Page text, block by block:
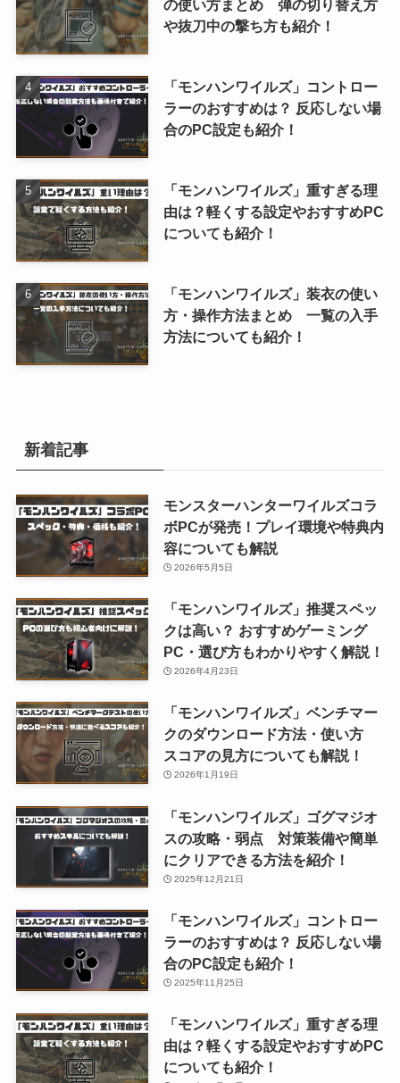
の使い方まとめ 弾の切り替え方
や抜刀中の撃ち方も紹介！
「モンハンワイルズ」コントロー
ラーのおすすめは？ 反応しない場
合のPC設定も紹介！
「モンハンワイルズ」重すぎる理
由は？軽くする設定やおすすめPC
についても紹介！
「モンハンワイルズ」装衣の使い
方・操作方法まとめ 一覧の入手
方法についても紹介！
新着記事
モンスターハンターワイルズコラ
ボPCが発売！プレイ環境や特典内
容についても解説
2026年5月5日
「モンハンワイルズ」推奨スペッ
クは高い？ おすすめゲーミング
PC・選び方もわかりやすく解説！
2026年4月23日
「モンハンワイルズ」ベンチマー
クのダウンロード方法・使い方
スコアの見方についても解説！
2026年1月19日
「モンハンワイルズ」ゴグマジオ
スの攻略・弱点 対策装備や簡単
にクリアできる方法を紹介！
2025年12月21日
「モンハンワイルズ」コントロー
ラーのおすすめは？ 反応しない場
合のPC設定も紹介！
2025年11月25日
「モンハンワイルズ」重すぎる理
由は？軽くする設定やおすすめPC
についても紹介！